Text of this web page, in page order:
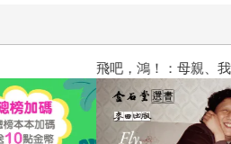
飛吧，鴻！：母親、